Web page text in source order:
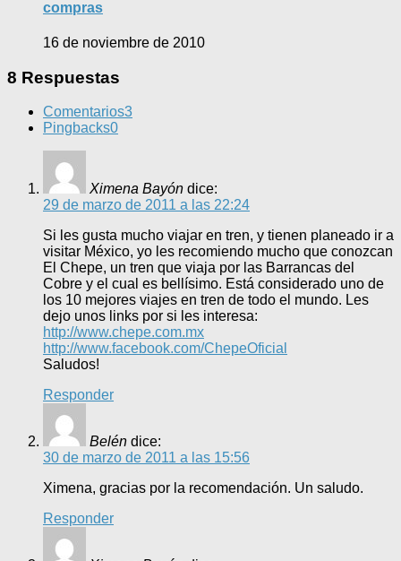
compras
16 de noviembre de 2010
8 Respuestas
Comentarios3
Pingbacks0
Ximena Bayón dice:
29 de marzo de 2011 a las 22:24
Si les gusta mucho viajar en tren, y tienen planeado ir a
visitar México, yo les recomiendo mucho que conozcan
El Chepe, un tren que viaja por las Barrancas del
Cobre y el cual es bellísimo. Está considerado uno de
los 10 mejores viajes en tren de todo el mundo. Les
dejo unos links por si les interesa:
http://www.chepe.com.mx
http://www.facebook.com/ChepeOficial
Saludos!
Responder
Belén dice:
30 de marzo de 2011 a las 15:56
Ximena, gracias por la recomendación. Un saludo.
Responder